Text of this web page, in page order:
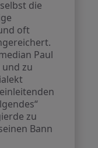
die
oft
Paul
und zu
zu
Bann